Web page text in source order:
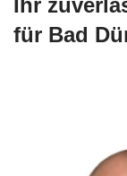
Ihr
für Bad